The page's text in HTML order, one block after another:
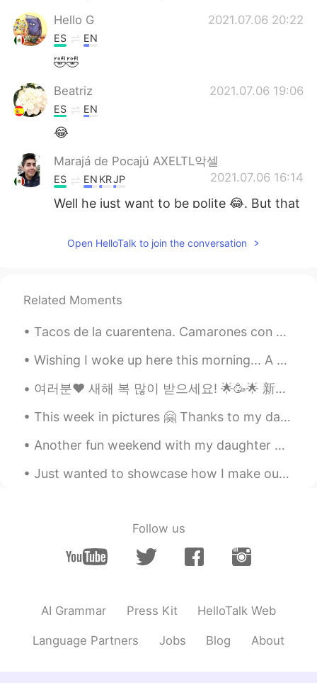
Hello G 2021.07.06 20:22
ES EN
🤣🤣
Beatriz 2021.07.06 19:06
ES EN
😂
Marajá de Pocajú AXELTL악셀
2021.07.06 16:14
ES EN KRJP
Well he just want to be polite 😂. But that
your language. Just remember he is being
😂
Yurani 2021.07.06 01:50
ES
ES EN
@Ian😂😄👍
sure 🤣🤣🤣🤣🤣😊
Jajajajjajaja qué buena anécdota 🤣
Ian 2021.07.06 01:28
Open HelloTalk to join the conversation
Related Moments
Tacos de la cuarentena. Camarones con especias cajun, tortilla de maiz con queso derritido, cebo...
Wishing I woke up here this morning... A majestic view of London accompanies this elegant breakfa...
여러분❤ 새해 복 많이 받으세요! 🌟🥳🌟 新年快乐🥳🌸🥳! Happy Lunar New Year to everyone celebrating the the Year of th...
This week in pictures 🤗 Thanks to my dad, I am an avid learner for astronomy. We have built our ...
Another fun weekend with my daughter 😍 When she hugs me and gives me a kiss on the cheek, she has...
Just wanted to showcase how I make our fresh Tagliatelle!! This has to be one of my favorite (a...
Follow us
AI Grammar Press Kit HelloTalk Web
Language Partners Jobs Blog About